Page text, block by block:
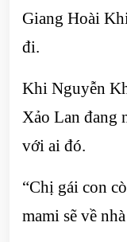
Giang Hoài
đi.
Khi Nguyễn
Xảo Lan đang
với ai đó.
“Chị gái con
mami sẽ về